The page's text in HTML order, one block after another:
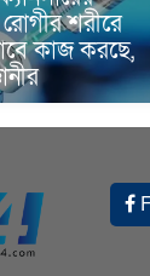
শরীরে
কাজ করছে,